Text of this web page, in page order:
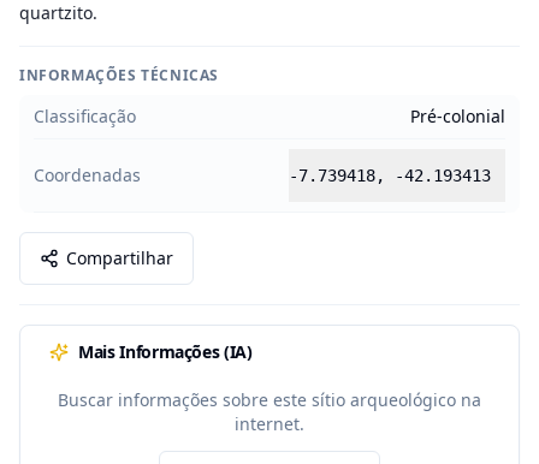
quartzito.
INFORMAÇÕES TÉCNICAS
Classificação Pré-colonial
Coordenadas -7.739418, -42.193413
Compartilhar
Mais Informações (IA)
Buscar informações sobre este sítio arqueológico na
internet.